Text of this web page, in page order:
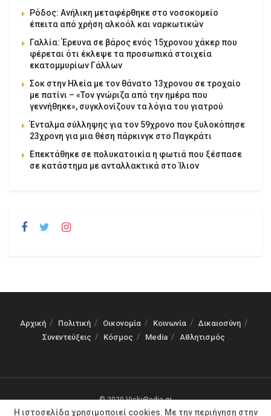
Ρόδος: Ανήλικη μεταφέρθηκε στο νοσοκομείο
έπειτα από χρήση αλκοόλ και ναρκωτικών
Γαλλία: Έρευνα σε βάρος ενός 15χρονου χάκερ που
φέρεται ότι έκλεψε τα προσωπικά στοιχεία
εκατομμυρίων Γάλλων
Σοκ στην Ηλεία με τον θάνατο 13χρονου σε τροχαίο
με πατίνι – «Τον γνώριζα από την ημέρα που
γεννήθηκε», συγκλονίζουν τα λόγια του γιατρού
Ένταλμα σύλληψης για τον 59χρονο που ξυλοκόπησε
23χρονη για μια θέση πάρκινγκ στο Παγκράτι
Επεκτάθηκε σε πολυκατοικία η φωτιά που ξέσπασε
σε κατάστημα με ανταλλακτικά στο Ίλιον
Αρχική Πολιτική Οικονομία Κοινωνία
Δικαιοσύνη
Συνεντεύξεις
Κόσμος Media Αθλητισμός
© 2020 VickyPedia.gr
Η ιστοσελίδα χρησιμοποιεί cookies. Με την περιήγηση στην